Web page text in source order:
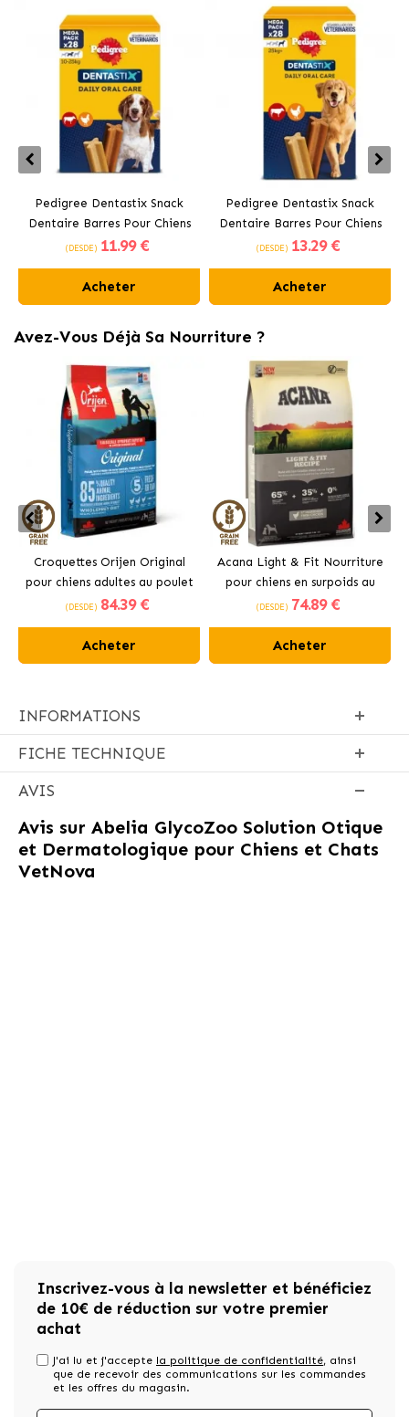
Pedigree Dentastix Snack
Dentaire Barres Pour Chiens
Moyens 10-25 kg
(DESDE) 11.99 €
Acheter
Pedigree Dentastix Snack
Dentaire Barres Pour Chiens
Grands +25 kg
(DESDE) 13.29 €
Acheter
Avez-Vous Déjà Sa Nourriture ?
Croquettes Orijen Original
pour chiens adultes au poulet
(DESDE) 84.39 €
Acheter
Acana Light & Fit Nourriture
pour chiens en surpoids au
poulet frais
(DESDE) 74.89 €
Acheter
INFORMATIONS
FICHE TECHNIQUE
AVIS
Avis sur Abelia GlycoZoo Solution Otique
et Dermatologique pour Chiens et Chats
VetNova
Inscrivez-vous à la newsletter et bénéficiez
de 10€ de réduction sur votre premier
achat
J'ai lu et j'accepte la politique de confidentialité, ainsi
que de recevoir des communications sur les commandes
et les offres du magasin.